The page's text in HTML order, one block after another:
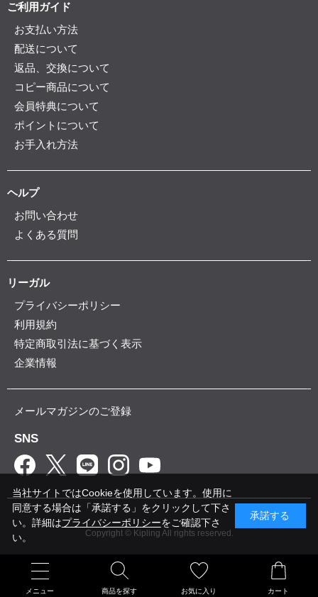
メニュー 商品を探す お気に入り カート
ご利用ガイド
お支払い方法
配送について
返品、交換について
コピー商品について
会員特典について
ポイントについて
お手入れ方法
ヘルプ
お問い合わせ
よくある質問
リーガル
プライバシーポリシー
利用規約
特定商取引法に基づく表示
企業情報
メールマガジンのご登録
SNS
Copyright © Kipling All rights reserved.
当社サイトではCookieを使用しています。使用に
同意する場合は「承諾する」をクリックして下さ
い。詳細はプライバシーポリシーをご確認下さ
い。
承諾する